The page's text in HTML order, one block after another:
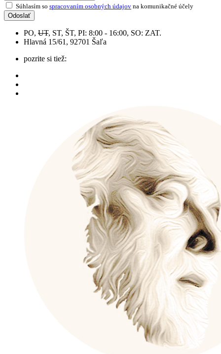
Súhlasím so spracovaním osobných údajov na komunikačné účely
Odoslať
PO, UT, ST, ŠT, PI: 8:00 - 16:00, SO: ZAT.
Hlavná 15/61, 92701 Šaľa
pozrite si tiež: